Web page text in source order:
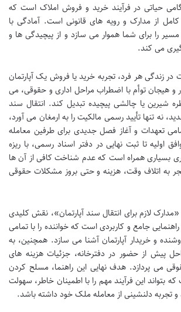
گامی حیاتی در فرآیند خرید و فروش املاک است که
از مدارک و رویه های قانونی است. آمادگی با
را برای شما هموار می سازد و از پیچیدگی ها و
می کند.
در زندگی هر فرد، تجربه خرید یا فروش یک آپارتمان
هیجان توأم با اضطراب مراحل اداری و حقوقی، می
شیرین یا چالشی پیچیده تبدیل کند. انتقال سند
نه تنها تأیید رسمی مالکیت را به ارمغان می آورد،
تعهدات و آغاز فصل جدیدی برای طرفین معامله
اولیه تا ثبت نهایی در دفتر اسناد رسمی، با ریزه
بسیاری همراه است که عدم شناخت کافی از آن ها
به اتلاف وقت، هزینه و حتی بروز مشکلات حقوقی
لازم برای انتقال سند آپارتمان»، نقش کلیدی
جامع و کاربردی است که خواننده را با تمامی
و خریدار آپارتمان آشنا می سازد. همچنین، به
پیش از حضور در دفترخانه، جزئیات هزینه های
می پردازد. هدف نهایی این راهنما، مسلح کردن
بتواند این فرآیند مهم را با اطمینان خاطر، سهولت
تجربه دلنشینی از معامله ملک خود داشته باشد.